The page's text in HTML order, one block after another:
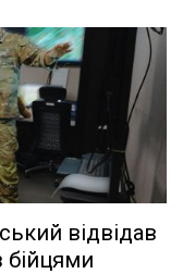
відвідав
бійцями